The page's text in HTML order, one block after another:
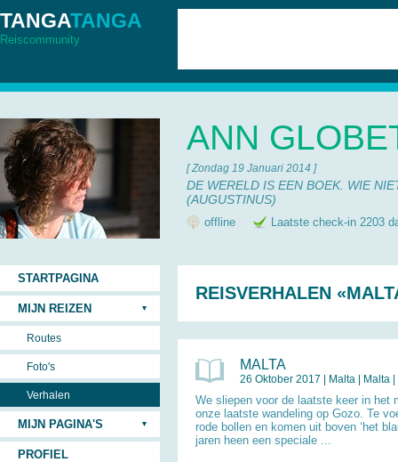
TANGATANGA
Reiscommunity
ANN
[ Zondag 19 Januari 2014 ]
DE WERELD IS EEN BOEK. WIE
(AUGUSTINUS)
offline Laatste check-in 2203
REISVERHALEN
MALTA
26 Oktober 2017 | Malta | Malta |
We sliepen voor de laatste keer in het
onze laatste wandeling op Gozo. Te
rode bollen en komen uit boven ‘het
jaren heen een speciale ...
STARTPAGINA
MIJN REIZEN
Routes
Foto's
Verhalen
MIJN PAGINA'S
PROFIEL